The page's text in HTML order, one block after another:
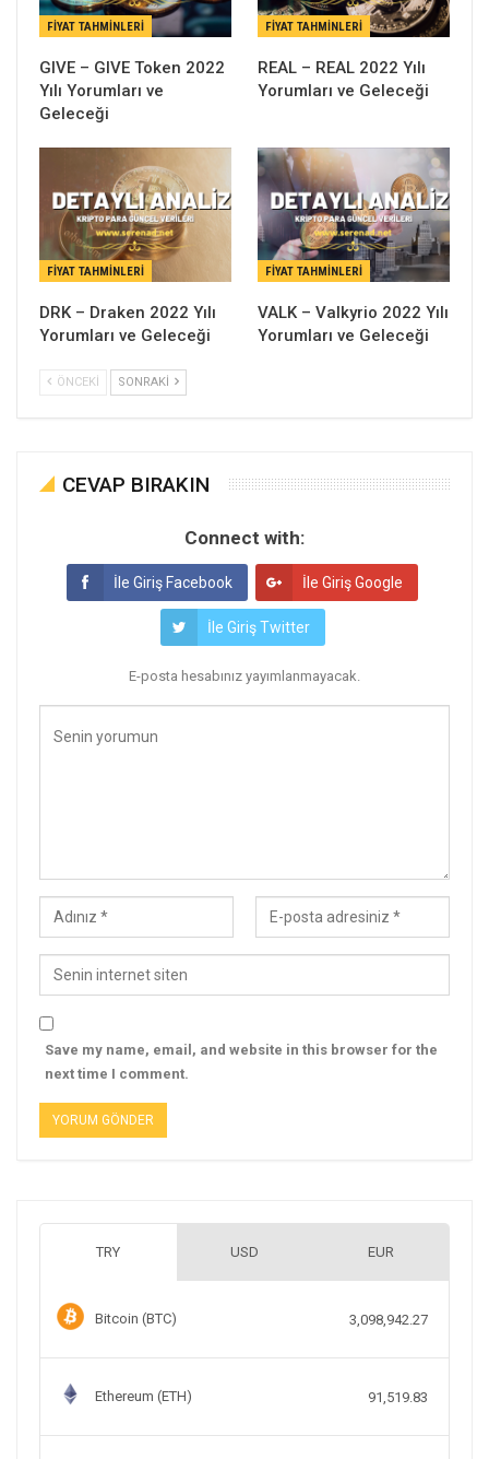
FIYAT TAHMINLERI
GIVE – GIVE Token 2022
Yılı Yorumları ve
Geleceği
FIYAT TAHMINLERI
REAL – REAL 2022 Yılı
Yorumları ve Geleceği
FIYAT TAHMINLERI
DRK – Draken 2022 Yılı
Yorumları ve Geleceği
FIYAT TAHMINLERI
VALK – Valkyrio 2022 Yılı
Yorumları ve Geleceği
ÖNCEKI SONRAKI
CEVAP BIRAKIN
Connect with:
İle Giriş Facebook İle Giriş Google
İle Giriş Twitter
E-posta hesabınız yayımlanmayacak.
Save my name, email, and website in this browser for the
next time I comment.
TRY USD EUR
Bitcoin (BTC) 3,098,942.27
Ethereum (ETH) 91,519.83